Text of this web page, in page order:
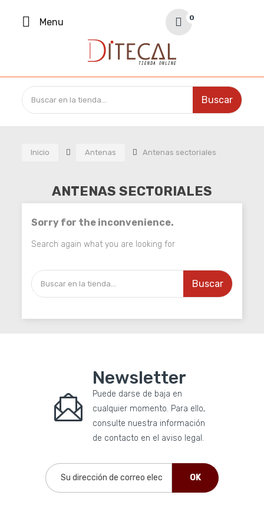
Menu 0
Buscar
Inicio Antenas Antenas sectoriales
ANTENAS SECTORIALES
Sorry for the inconvenience.
Search again what you are looking for
Buscar
Newsletter
Puede darse de baja en
cualquier momento. Para ello,
consulte nuestra información
de contacto en el aviso legal.